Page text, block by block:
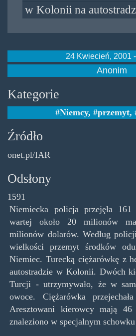
w Kolonii na
24 Kwiecień, 2001
Anonim
Kategorie
Niemcy, przemyt,
Źródło
onet.pl/IAR
Odsłony
1591
Niemiecka policja przejęła
wartej około 20 milionów
milionów dolarów. Według
wielkości przemyt środków
Niemiec. Turecką ciężarówkę z
autostradzie w Kolonii. Dwóch
Turcji - utrzymywało, że w
owoce. Ciężarówka
Aresztowani kierowcy mają
znaleziono w specjalnym